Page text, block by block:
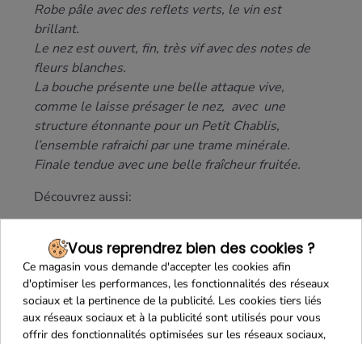
Robe pâle avec des reflets verts, le vin est
brillant.
Le nez est ouvert, fin, très vif avec des notes de
fleurs blanches.
La bouche présente une belle attaque vive,
comme le laisse présager le nez, avec une
structure étonnante pour un Petit Chablis,
l’ensemble rafraichi par une trame minérale.
Finale tendue avec une belle fraîcheur fruitée.
Découvrez aussi:
Vous reprendrez bien des cookies ?
Ce magasin vous demande d'accepter les cookies afin
d'optimiser les performances, les fonctionnalités des réseaux
sociaux et la pertinence de la publicité. Les cookies tiers liés
aux réseaux sociaux et à la publicité sont utilisés pour vous
offrir des fonctionnalités optimisées sur les réseaux sociaux,